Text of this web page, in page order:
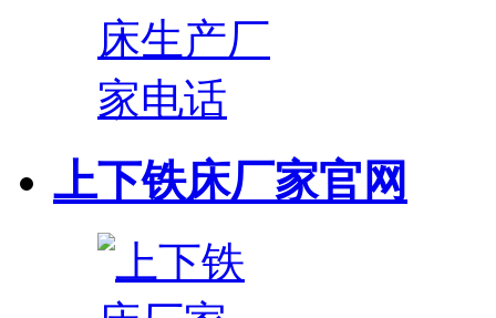
上下铁床厂家官网